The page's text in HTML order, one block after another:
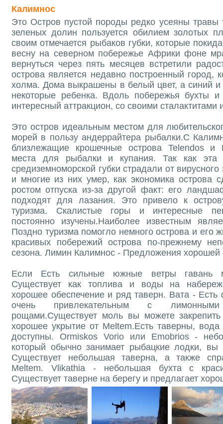
Калимнос
Это Остров пустой породы редко усеяны травы
зеленых долин пользуется обилием золотых
своим отмечается рыбаков губки, которые
весну на северном побережье Африки фоне
вернуться через пять месяцев встретили
острова является недавно построенный город,
холма. Дома выкрашены в белый цвет, а синий и
некоторые ребенка. Вдоль побережья бухты
интересный аттракцион, со своими сталактитами
Это остров идеальным местом для
морей в пользу андеррайтера рыбалки.С
близлежащие крошечные острова Telendos и
места для рыбалки и купания. Так как эта
средиземноморской губки страдали от
и многие из них умер, как экономика острова
ростом отпуска из-за другой факт: его
подходят для лазания. Это привело к
туризма. Скалистые горы и интересные
постоянно изучены.Наиболее известным
Поздно туризма помогло немного острова и его
красивых побережий острова по-прежнему
сезона. Лимин Калимнос - Предложения
Если Есть сильные южные ветры гавань
Существует как топлива и воды на
хорошее обеспечение и ряд таверн. Вата - Есть
очень привлекательным с
рощами.Существует моль вы можете
хорошее укрытие от Meltem.Есть таверны,
доступны. Ormiskos Vorio или Emobrios -
который обычно занимает рыбацкие лодки,
Существует небольшая таверна, а также
Meltem. Vlikathia - небольшая бухта с
Существует таверне на берегу и предлагает